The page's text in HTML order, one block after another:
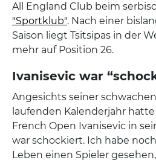
All England Club beim
"Sportklub". Nach einer
Saison liegt Tsitsipas in der
mehr auf Position 26.
Ivanisevic war
Angesichts seiner
laufenden Kalenderjahr
French Open Ivanisevic in
war schockiert. Ich habe
Leben einen Spieler